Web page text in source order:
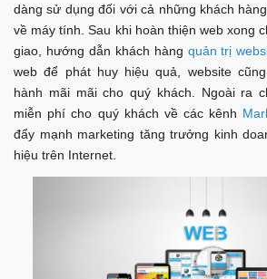
dàng sử dụng đối với cả những khách
về máy tính. Sau khi hoàn thiện web xong
giao, hướng dẫn khách hàng quản trị
web để phát huy hiệu quả, website
hành mãi mãi cho quý khách. Ngoài ra
miễn phí cho quý khách về các kênh
đẩy mạnh marketing tăng trưởng kinh
hiệu trên Internet.